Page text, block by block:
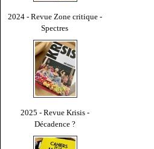
2024 - Revue Zone critique -
Spectres
2025 - Revue Krisis -
Décadence ?